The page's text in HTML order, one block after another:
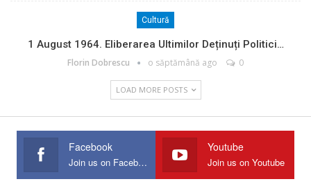
Cultură
1 August 1964. Eliberarea Ultimilor Deținuți Politici…
Florin Dobrescu o săptămână ago 0
LOAD MORE POSTS
Facebook
Join us on Facebook
Youtube
Join us on Youtube